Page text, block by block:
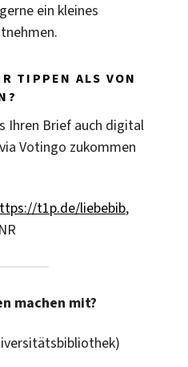
ein kleines
TIPPEN ALS VON
Ihren Brief auch digital
Votingo zukommen
t1p.de/liebebib,
machen mit?